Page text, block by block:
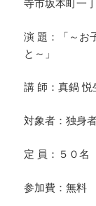
寺市坂本町一
演 題：「～お
と～」
講 師：真鍋
対象者：独身
定 員：５０名
参加費：無料